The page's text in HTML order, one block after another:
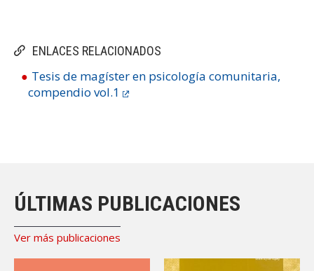
ENLACES RELACIONADOS
Tesis de magíster en psicología comunitaria,
compendio vol.1
ÚLTIMAS PUBLICACIONES
Ver más publicaciones